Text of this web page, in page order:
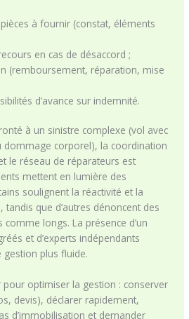
à fournir (constat, éléments
en cas de désaccord ;
(remboursement, réparation, mise
d’avance sur indemnité.
à un sinistre complexe (vol avec
dommage corporel), la coordination
le réseau de réparateurs est
mettent en lumière des
soulignent la réactivité et la
tandis que d’autres dénoncent des
comme longs. La présence d’un
et d’experts indépendants
plus fluide.
pour optimiser la gestion : conserver
devis), déclarer rapidement,
d’immobilisation et demander